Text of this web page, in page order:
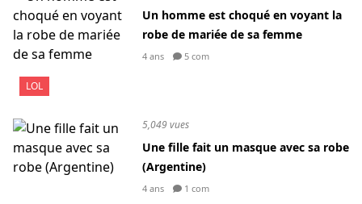
LOL
Un homme est choqué en voyant la
robe de mariée de sa femme
4 ans 5 com
5,049 vues
Une fille fait un masque avec sa robe
(Argentine)
4 ans 1 com